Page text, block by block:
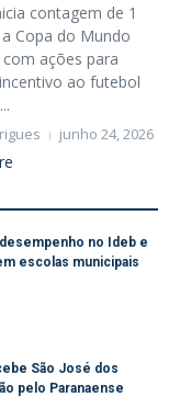
contagem de 1
Copa do Mundo
ações para
ao futebol
junho 24, 2026
no Ideb e
escolas municipais
São José dos
pelo Paranaense